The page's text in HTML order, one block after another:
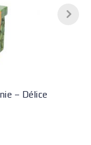
– Délice